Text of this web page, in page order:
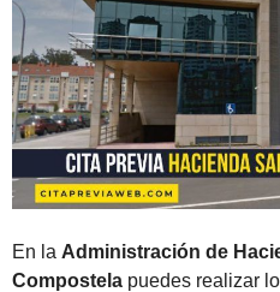
En la Administración de
Compostela puedes realizar